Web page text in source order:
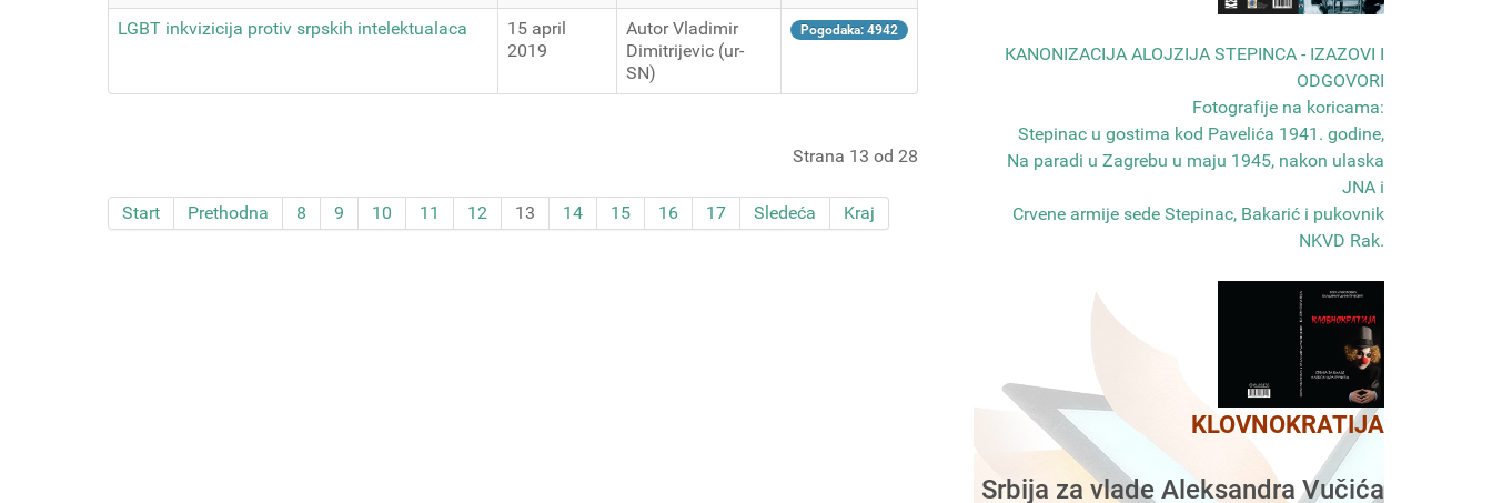
LGBT inkvizicija protiv srpskih intelektualaca
15 april
2019
Autor Vladimir
Dimitrijevic (ur-
SN)
Pogodaka: 4942
Strana 13 od 28
Start Prethodna 8 9 10 11 12 13 14 15 16 17 Sledeća Kraj
КANONIZACIJA ALOJZIJA STEPINCA - IZAZOVI I
ODGOVORI
Fotografije na koricama:
Stepinac u gostima kod Pavelića 1941. godine,
Na paradi u Zagrebu u maju 1945, nakon ulaska
JNA i
Crvene armije sede Stepinac, Bakarić i pukovnik
NKVD Rak.
KLOVNOKRATIJA
Srbija za vlade Aleksandra Vučića